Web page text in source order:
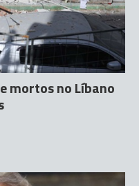
mortos no Líbano